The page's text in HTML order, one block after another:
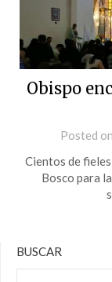
Obispo
Posted on
Cientos de
Bosco para
BUSCAR